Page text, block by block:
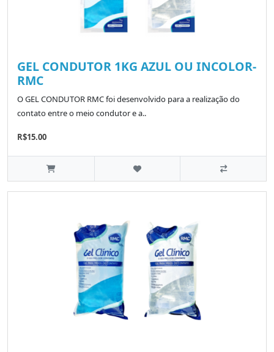
GEL CONDUTOR 1KG AZUL OU INCOLOR-
RMC
O GEL CONDUTOR RMC foi desenvolvido para a realização do
contato entre o meio condutor e a..
R$15.00